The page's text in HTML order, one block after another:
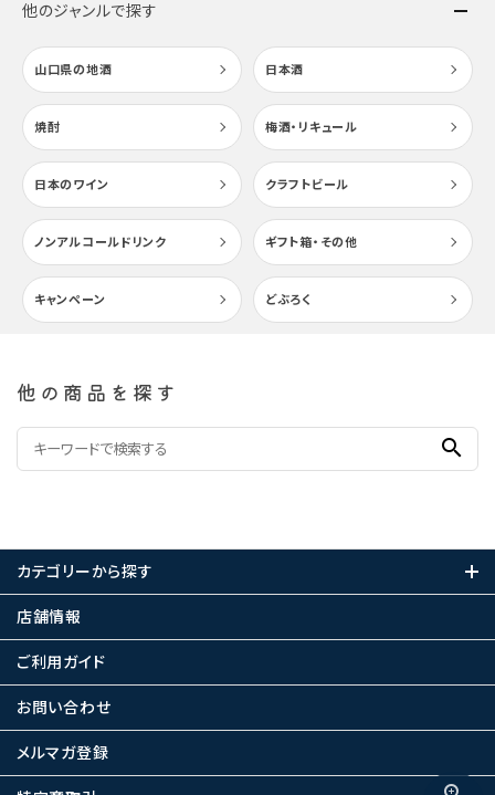
他のジャンルで探す
山口県の地酒 日本酒
焼酎 梅酒・リキュール
日本のワイン クラフトビール
ノンアルコールドリンク ギフト箱・その他
キャンペーン どぶろく
他の商品を探す
search
カテゴリーから探す
店舗情報
ご利用ガイド
お問い合わせ
メルマガ登録